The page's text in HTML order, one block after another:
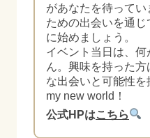
があなたを待ってい
ための出会いを通
に始めましょう。
イベント当日は、
ん。興味を持った
な出会いと可能性
my new world！
公式HPはこちら